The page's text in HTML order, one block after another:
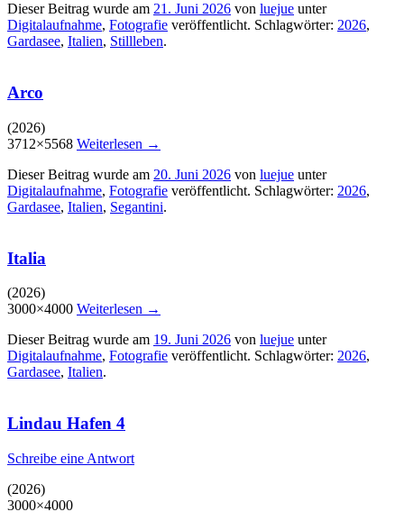
Dieser Beitrag wurde am 21. Juni 2026 von luejue unter
Digitalaufnahme, Fotografie veröffentlicht. Schlagwörter: 2026,
Gardasee, Italien, Stillleben.
Arco
(2026)
3712×5568 Weiterlesen →
Dieser Beitrag wurde am 20. Juni 2026 von luejue unter
Digitalaufnahme, Fotografie veröffentlicht. Schlagwörter: 2026,
Gardasee, Italien, Segantini.
Italia
(2026)
3000×4000 Weiterlesen →
Dieser Beitrag wurde am 19. Juni 2026 von luejue unter
Digitalaufnahme, Fotografie veröffentlicht. Schlagwörter: 2026,
Gardasee, Italien.
Lindau Hafen 4
Schreibe eine Antwort
(2026)
3000×4000